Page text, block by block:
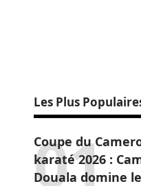
Les Plus
Coupe du
karaté 2026 :
Douala domine le